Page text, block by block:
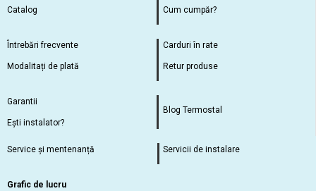
Catalog Cum cumpăr?
Întrebări frecvente
Modalitați de plată
Carduri în rate
Retur produse
Garantii
Ești instalator?
Blog Termostal
Service și mentenanță Servicii de instalare
Grafic de lucru